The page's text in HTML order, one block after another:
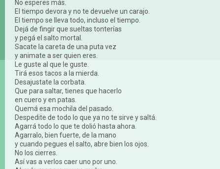
No esperes más.
El tiempo devora y no te devuelve un carajo.
El tiempo se lleva todo, incluso el tiempo.
Dejá de fingir que sueltas tonterías
y pegá el salto mortal.
Sacate la careta de una puta vez
y animate a ser quien eres.
Le guste al que le guste.
Tirá esos tacos a la mierda.
Desajustate la corbata.
Que para saltar, tienes que hacerlo
en cuero y en patas.
Quemá esa mochila del pasado.
Despedite de todo lo que ya no te sirve y saltá.
Agarrá todo lo que te dolió hasta ahora.
Agarralo, bien fuerte, de la mano
y cuando pegues el salto, abre bien los ojos.
No los cierres.
Así vas a verlos caer uno por uno.